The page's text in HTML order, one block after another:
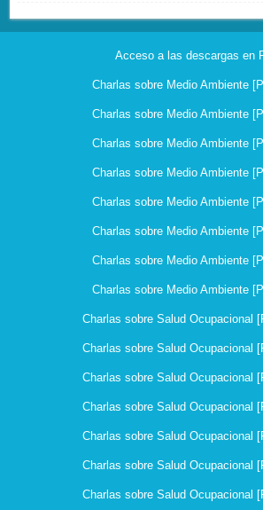
Acceso a las descargas en
Charlas sobre Medio Ambiente
Charlas sobre Medio Ambiente
Charlas sobre Medio Ambiente
Charlas sobre Medio Ambiente
Charlas sobre Medio Ambiente
Charlas sobre Medio Ambiente
Charlas sobre Medio Ambiente
Charlas sobre Medio Ambiente
Charlas sobre Salud Ocupacional
Charlas sobre Salud Ocupacional
Charlas sobre Salud Ocupacional
Charlas sobre Salud Ocupacional
Charlas sobre Salud Ocupacional
Charlas sobre Salud Ocupacional
Charlas sobre Salud Ocupacional